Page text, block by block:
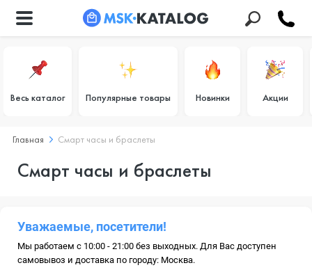
Весь каталог Популярные товары Новинки Акции
Главная Смарт часы и браслеты
Смарт часы и браслеты
Уважаемые, посетители!
Мы работаем с 10:00 - 21:00 без выходных. Для Вас доступен
самовывоз и доставка по городу: Москва.